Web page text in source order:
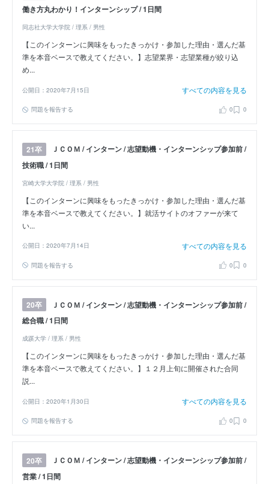
働き方丸わかり！インターンシップ / 1日間
同志社大学大学院 / 理系 / 男性
【このインターンに興味をもったきっかけ・参加した理由・選んだ基
準を本音ベースで教えてください。】志望業界・志望業種が絞り込
め...
公開日：2020年7月15日 すべての内容を見る
問題を報告する 0 0
21卒
ＪＣＯＭ / インターン / 志望動機・インターンシップ参加前 /
技術職 / 1日間
宮崎大学大学院 / 理系 / 男性
【このインターンに興味をもったきっかけ・参加した理由・選んだ基
準を本音ベースで教えてください。】就活サイトのオファーが来て
い...
公開日：2020年7月14日 すべての内容を見る
問題を報告する 0 0
20卒
ＪＣＯＭ / インターン / 志望動機・インターンシップ参加前 /
総合職 / 1日間
成蹊大学 / 理系 / 男性
【このインターンに興味をもったきっかけ・参加した理由・選んだ基
準を本音ベースで教えてください。】１２月上旬に開催された合同
説...
公開日：2020年1月30日 すべての内容を見る
問題を報告する 0 0
20卒
ＪＣＯＭ / インターン / 志望動機・インターンシップ参加前 /
営業 / 1日間